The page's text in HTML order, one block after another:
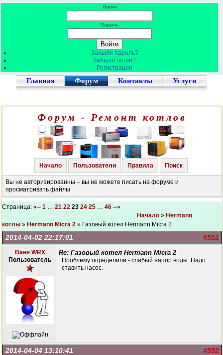
Логин
Пароль
Забыли пароль?
Забыли логин?
Регистрация
Главная Форум Контакты Услуги
Форум - Ремонт котлов
Начало Пользователи Правила Поиск
Вы не авторизированны – вы не можете писать на форуме и
просматривать файлы
Страница: «-- 1 … 21 22 23 24 25 … 46 --»
Начало » Hermann
котлы » Hermann Micra 2 » Газовый котел Hermann Micra 2
#551
2014-04-02 22:17:01
Ваня WRX
Пользователь
Re: Газовый котел Hermann Micra 2
Проблему определили - слабый напор воды. Надо
ставить насос.
#552
2014-04-04 13:10:41